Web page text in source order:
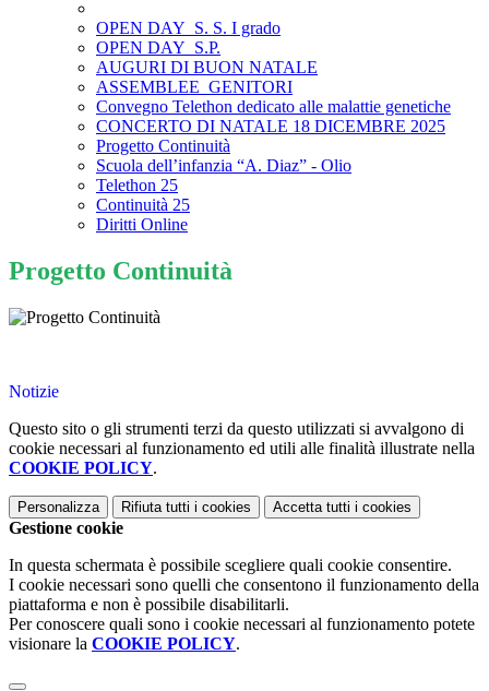
OPEN DAY_S. S. I grado
OPEN DAY_S.P.
AUGURI DI BUON NATALE
ASSEMBLEE_GENITORI
Convegno Telethon dedicato alle malattie genetiche
CONCERTO DI NATALE 18 DICEMBRE 2025
Progetto Continuità
Scuola dell’infanzia “A. Diaz” - Olio
Telethon 25
Continuità 25
Diritti Online
Progetto Continuità
Notizie
Questo sito o gli strumenti terzi da questo utilizzati si avvalgono di
cookie necessari al funzionamento ed utili alle finalità illustrate nella
COOKIE POLICY.
Personalizza Rifiuta tutti i cookies Accetta tutti i cookies
Gestione cookie
In questa schermata è possibile scegliere quali cookie consentire.
I cookie necessari sono quelli che consentono il funzionamento della
piattaforma e non è possibile disabilitarli.
Per conoscere quali sono i cookie necessari al funzionamento potete
visionare la COOKIE POLICY.